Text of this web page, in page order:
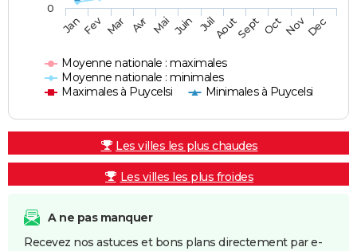
Moyenne nationale : maximales
Moyenne nationale : minimales
Maximales à Puycelsi
Minimales à Puycelsi
JanFev Mar Avr Mai Juin JuilAoutSept OctNovDec
0
Les villes les plus chaudes
Les villes les plus froides
A ne pas manquer
Recevez nos astuces et bons plans directement par e-